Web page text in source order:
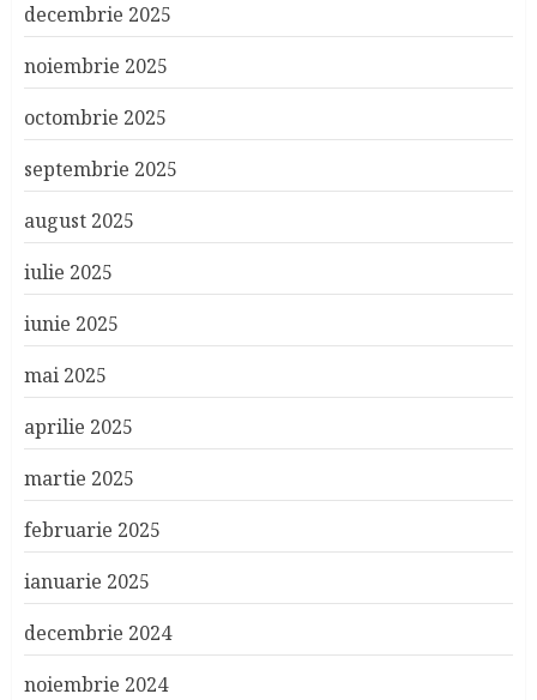
decembrie 2025
noiembrie 2025
octombrie 2025
septembrie 2025
august 2025
iulie 2025
iunie 2025
mai 2025
aprilie 2025
martie 2025
februarie 2025
ianuarie 2025
decembrie 2024
noiembrie 2024